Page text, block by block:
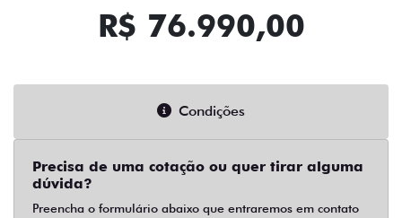
R$ 76.990,00
Condições
Precisa de uma cotação ou quer tirar alguma
dúvida?
Preencha o formulário abaixo que entraremos em contato